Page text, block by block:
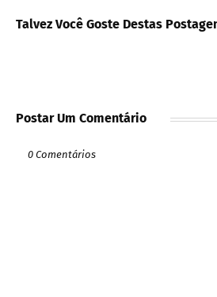
Talvez Você Goste Destas
Postar Um Comentário
0 Comentários